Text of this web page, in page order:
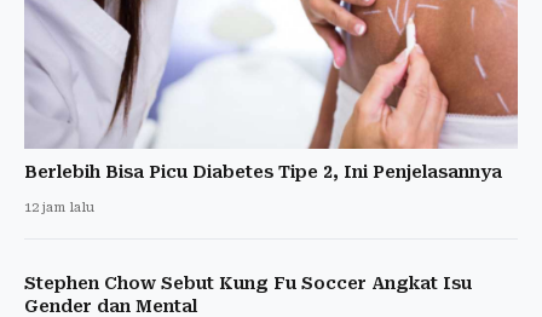
Berlebih Bisa Picu Diabetes Tipe 2, Ini Penjelasannya
12 jam lalu
Stephen Chow Sebut Kung Fu Soccer Angkat Isu
Gender dan Mental